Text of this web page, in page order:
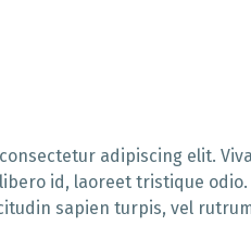
adipiscing elit.
id, laoreet tristique
sapien turpis, vel